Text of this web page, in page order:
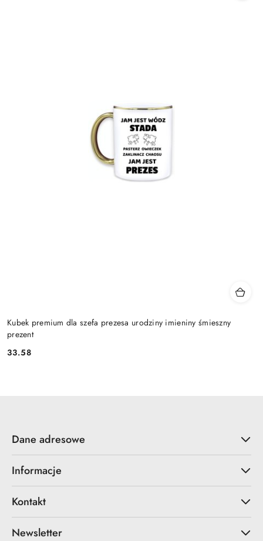
Kubek premium dla szefa prezesa urodziny imieniny śmieszny
prezent
Cena:
33.58
Dane adresowe
Informacje
Kontakt
Newsletter